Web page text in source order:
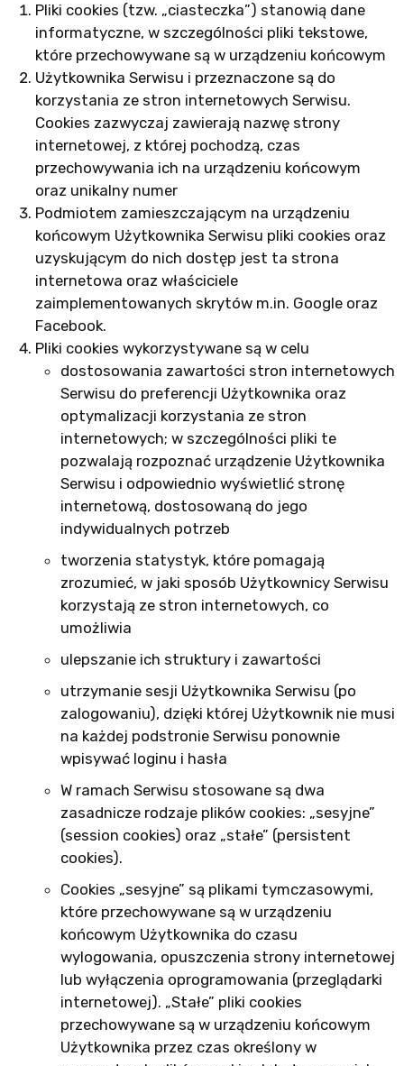
Pliki cookies (tzw. „ciasteczka”) stanowią dane
informatyczne, w szczególności pliki tekstowe,
które przechowywane są w urządzeniu końcowym
Użytkownika Serwisu i przeznaczone są do
korzystania ze stron internetowych Serwisu.
Cookies zazwyczaj zawierają nazwę strony
internetowej, z której pochodzą, czas
przechowywania ich na urządzeniu końcowym
oraz unikalny numer
Podmiotem zamieszczającym na urządzeniu
końcowym Użytkownika Serwisu pliki cookies oraz
uzyskującym do nich dostęp jest ta strona
internetowa oraz właściciele
zaimplementowanych skrytów m.in. Google oraz
Facebook.
Pliki cookies wykorzystywane są w celu
dostosowania zawartości stron internetowych
Serwisu do preferencji Użytkownika oraz
optymalizacji korzystania ze stron
internetowych; w szczególności pliki te
pozwalają rozpoznać urządzenie Użytkownika
Serwisu i odpowiednio wyświetlić stronę
internetową, dostosowaną do jego
indywidualnych potrzeb
tworzenia statystyk, które pomagają
zrozumieć, w jaki sposób Użytkownicy Serwisu
korzystają ze stron internetowych, co
umożliwia
ulepszanie ich struktury i zawartości
utrzymanie sesji Użytkownika Serwisu (po
zalogowaniu), dzięki której Użytkownik nie musi
na każdej podstronie Serwisu ponownie
wpisywać loginu i hasła
W ramach Serwisu stosowane są dwa
zasadnicze rodzaje plików cookies: „sesyjne”
(session cookies) oraz „stałe” (persistent
cookies).
Cookies „sesyjne” są plikami tymczasowymi,
które przechowywane są w urządzeniu
końcowym Użytkownika do czasu
wylogowania, opuszczenia strony internetowej
lub wyłączenia oprogramowania (przeglądarki
internetowej). „Stałe” pliki cookies
przechowywane są w urządzeniu końcowym
Użytkownika przez czas określony w